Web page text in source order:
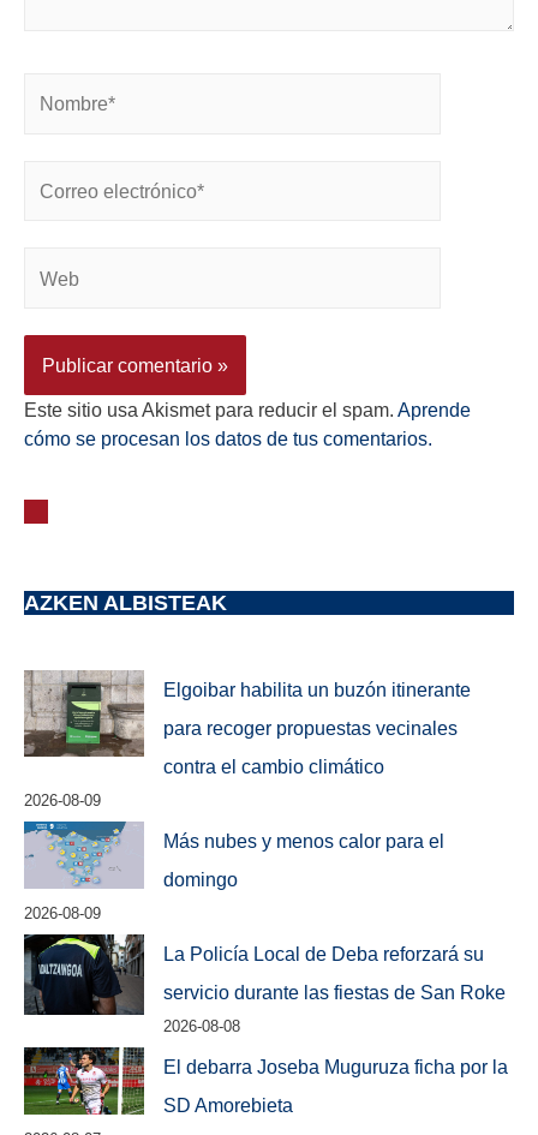
Este sitio usa Akismet para reducir el spam. Aprende
cómo se procesan los datos de tus comentarios.
AZKEN ALBISTEAK
Elgoibar habilita un buzón itinerante
para recoger propuestas vecinales
contra el cambio climático
2026-08-09
Más nubes y menos calor para el
domingo
2026-08-09
La Policía Local de Deba reforzará su
servicio durante las fiestas de San Roke
2026-08-08
El debarra Joseba Muguruza ficha por la
SD Amorebieta